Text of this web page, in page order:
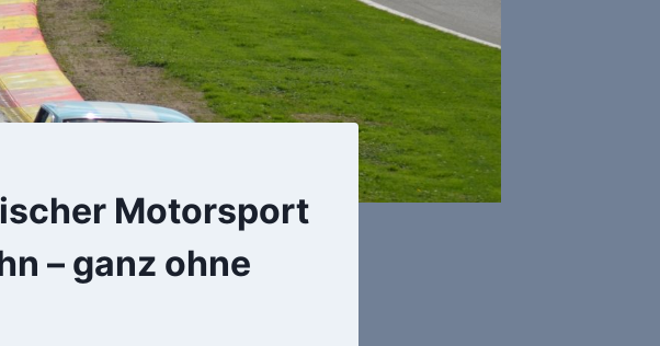
Motorsport
– ganz ohne